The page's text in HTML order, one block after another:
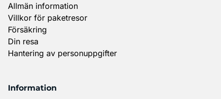
Allmän information
Villkor för paketresor
Försäkring
Din resa
Hantering av personuppgifter
Information